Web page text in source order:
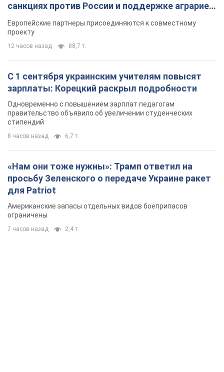
санкциях против России и поддержке аграриев.
Видео
Европейские партнеры присоединяются к совместному
проекту
12 часов назад 88,7 т.
С 1 сентября украинским учителям повысят
зарплаты: Корецкий раскрыл подробности
Одновременно с повышением зарплат педагогам
правительство объявило об увеличении студенческих
стипендий
8 часов назад 6,7 т.
«Нам они тоже нужны»: Трамп ответил на
просьбу Зеленского о передаче Украине ракет
для Patriot
Американские запасы отдельных видов боеприпасов
ограничены
7 часов назад 2,4 т.